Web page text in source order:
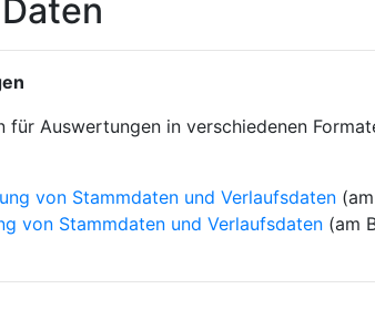
für Auswertungen in verschiedenen
von Stammdaten und Verlaufsdaten
von Stammdaten und Verlaufsdaten (am